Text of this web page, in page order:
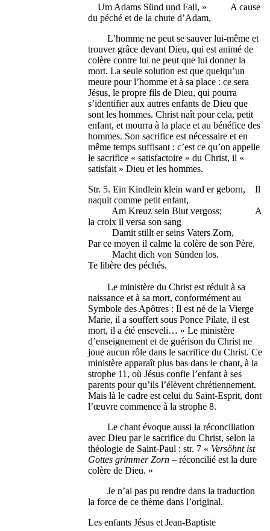
Um Adams Sünd und Fall, » A cause
du péché et de la chute d’Adam,
L’homme ne peut se sauver lui-même et
trouver grâce devant Dieu, qui est animé de
colère contre lui ne peut que lui donner la
mort. La seule solution est que quelqu’un
meure pour l’homme et à sa place : ce sera
Jésus, le propre fils de Dieu, qui pourra
s’identifier aux autres enfants de Dieu que
sont les hommes. Christ naît pour cela, petit
enfant, et mourra à la place et au bénéfice des
hommes. Son sacrifice est nécessaire et en
même temps suffisant : c’est ce qu’on appelle
le sacrifice « satisfactoire » du Christ, il «
satisfait » Dieu et les hommes.
Str. 5. Ein Kindlein klein ward er geborn, Il
naquit comme petit enfant,
Am Kreuz sein Blut vergoss; A
la croix il versa son sang
Damit stillt er seins Vaters Zorn,
Par ce moyen il calme la colère de son Père,
Macht dich von Sünden los.
Te libère des péchés.
Le ministère du Christ est réduit à sa
naissance et à sa mort, conformément au
Symbole des Apôtres : Il est né de la Vierge
Marie, il a souffert sous Ponce Pilate, il est
mort, il a été enseveli… » Le ministère
d’enseignement et de guérison du Christ ne
joue aucun rôle dans le sacrifice du Christ. Ce
ministère apparaît plus bas dans le chant, à la
strophe 11, où Jésus confie l’enfant à ses
parents pour qu’ils l’élèvent chrétiennement.
Mais là le cadre est celui du Saint-Esprit, dont
l’œuvre commence à la strophe 8.
Le chant évoque aussi la réconciliation
avec Dieu par le sacrifice du Christ, selon la
théologie de Saint-Paul : str. 7 « Versöhnt ist
Gottes grimmer Zorn – réconcilié est la dure
colère de Dieu. »
Je n’ai pas pu rendre dans la traduction
la force de ce thème dans l’original.
Les enfants Jésus et Jean-Baptiste